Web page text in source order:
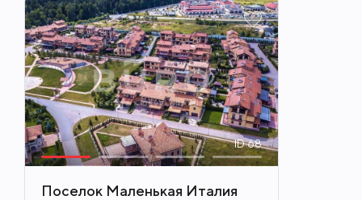
ID68
Поселок Маленькая Италия